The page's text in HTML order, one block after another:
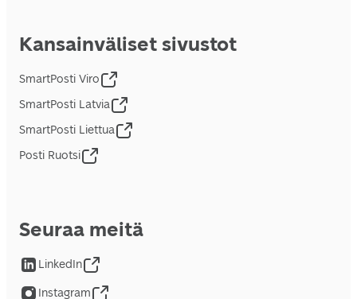
Kansainväliset sivustot
SmartPosti Viro
SmartPosti Latvia
SmartPosti Liettua
Posti Ruotsi
Seuraa meitä
LinkedIn
Instagram